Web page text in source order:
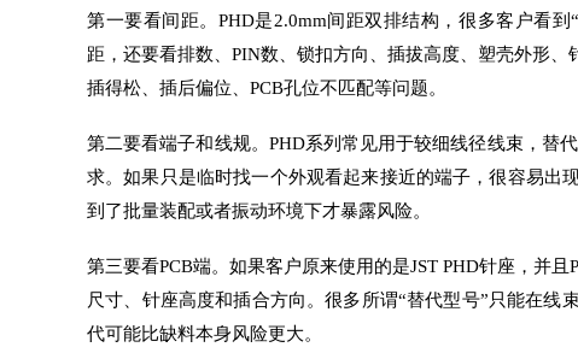
第一要看间距。PHD是2.0mm间距双排结构，很多客户看
距，还要看排数、PIN数、锁扣方向、插拔高度、塑壳外形
插得松、插后偏位、PCB孔位不匹配等问题。
第二要看端子和线规。PHD系列常见用于较细线径线束，替
求。如果只是临时找一个外观看起来接近的端子，很容易出
到了批量装配或者振动环境下才暴露风险。
第三要看PCB端。如果客户原来使用的是JST PHD针座，并
尺寸、针座高度和插合方向。很多所谓“替代型号”只能在
代可能比缺料本身风险更大。